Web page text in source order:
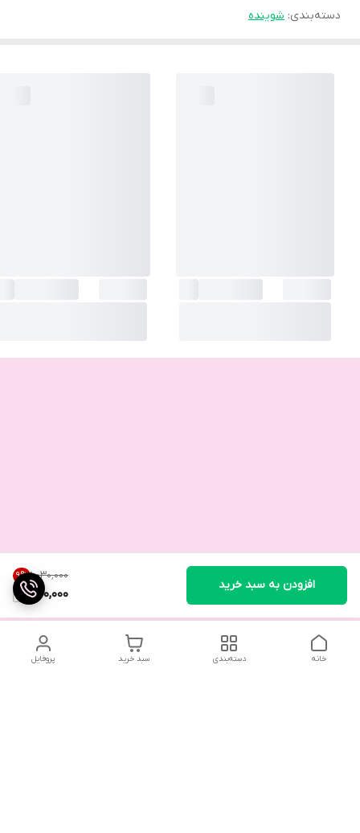
۱٬۰۳۰٬۰۰۰ 9%
930,000
افزودن به سبد خرید
دسته‌بندی: شوینده
پروفایل سبد خرید دسته‌بندی خانه